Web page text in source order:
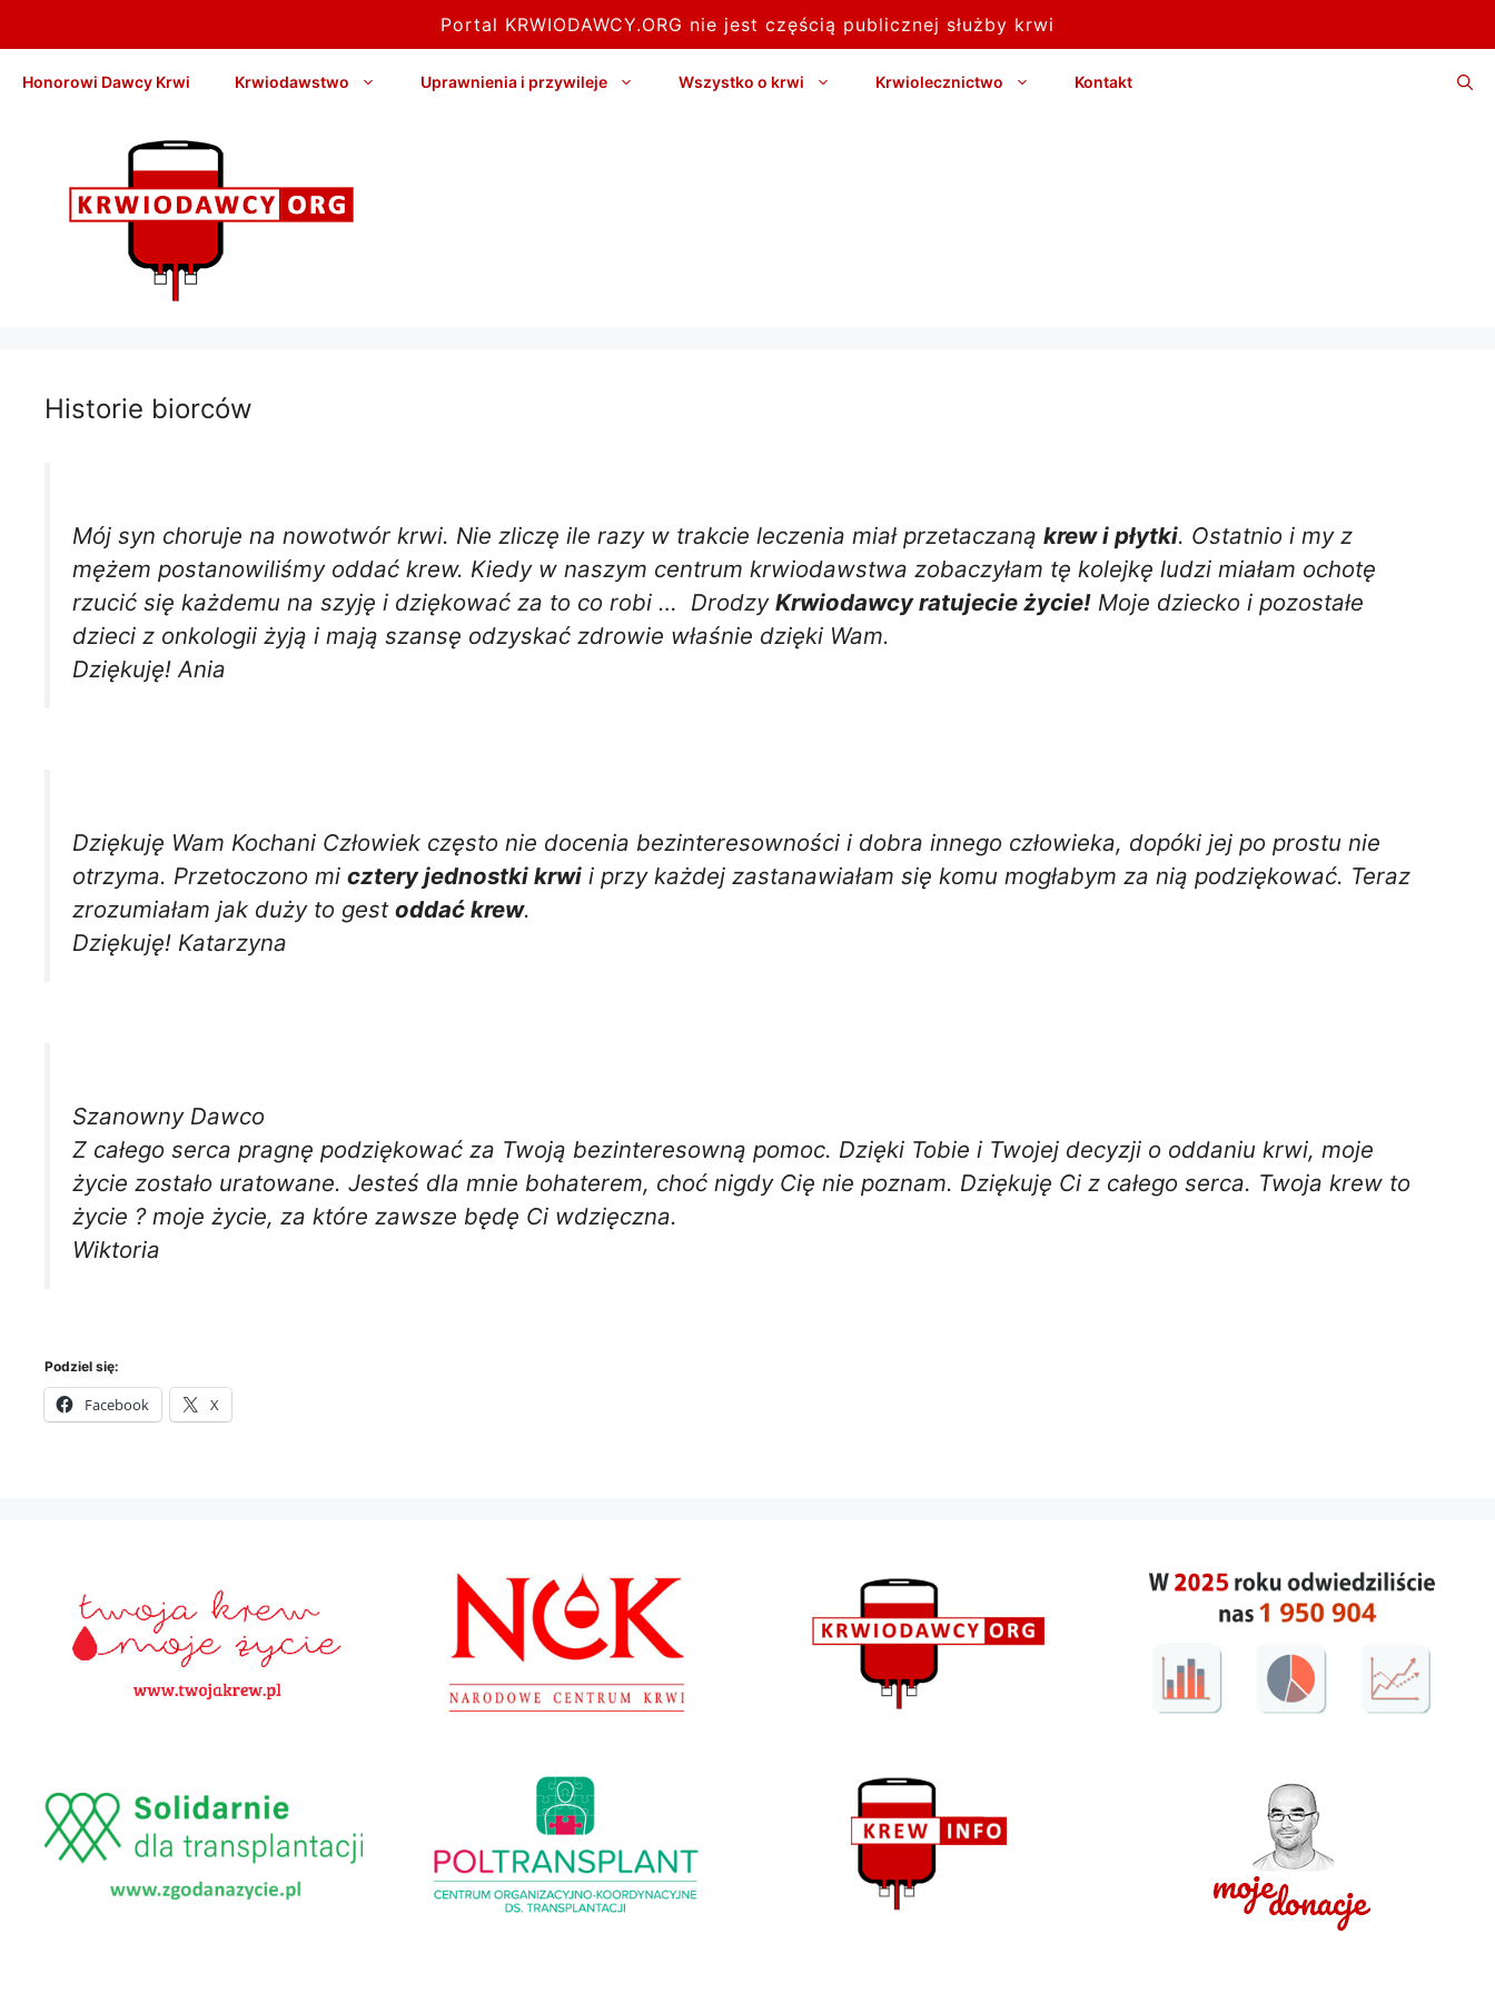
Portal KRWIODAWCY.ORG nie jest częścią publicznej służby krwi
Honorowi Dawcy Krwi Krwiodawstwo Uprawnienia i przywileje Wszystko o krwi Krwiolecznictwo Kontakt
Historie biorców
Mój syn choruje na nowotwór krwi. Nie zliczę ile razy w trakcie leczenia miał przetaczaną krew i płytki. Ostatnio i my z
mężem postanowiliśmy oddać krew. Kiedy w naszym centrum krwiodawstwa zobaczyłam tę kolejkę ludzi miałam ochotę
rzucić się każdemu na szyję i dziękować za to co robi … Drodzy Krwiodawcy ratujecie życie! Moje dziecko i pozostałe
dzieci z onkologii żyją i mają szansę odzyskać zdrowie właśnie dzięki Wam.
Dziękuję! Ania
Dziękuję Wam Kochani Człowiek często nie docenia bezinteresowności i dobra innego człowieka, dopóki jej po prostu nie
otrzyma. Przetoczono mi cztery jednostki krwi i przy każdej zastanawiałam się komu mogłabym za nią podziękować. Teraz
zrozumiałam jak duży to gest oddać krew.
Dziękuję! Katarzyna
Szanowny Dawco
Z całego serca pragnę podziękować za Twoją bezinteresowną pomoc. Dzięki Tobie i Twojej decyzji o oddaniu krwi, moje
życie zostało uratowane. Jesteś dla mnie bohaterem, choć nigdy Cię nie poznam. Dziękuję Ci z całego serca. Twoja krew to
życie ? moje życie, za które zawsze będę Ci wdzięczna.
Wiktoria
Podziel się:
Facebook X